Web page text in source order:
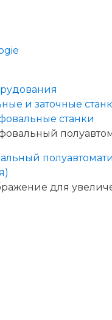
и заточные
станки
для